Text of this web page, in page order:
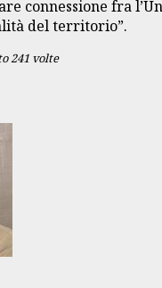
connessione fra
del territorio”.
241 volte